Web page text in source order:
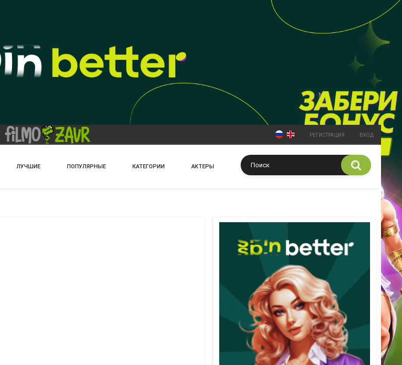
РЕГИСТРАЦИЯ ВХОД
ЛУЧШИЕ ПОПУЛЯРНЫЕ КАТЕГОРИИ АКТЕРЫ